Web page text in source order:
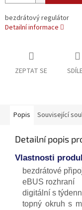
bezdrátový regulátor
Detailní informace
ZEPTAT SE
Popis Související
Detailní popis
Vlastnosti
bezdrátové
eBUS rozhraní
digitální s
topný okruh s